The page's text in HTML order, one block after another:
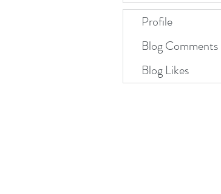
Profile
Blog Comments
Blog Likes